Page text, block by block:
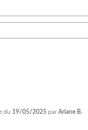
du 19/05/2025 parAriane B.